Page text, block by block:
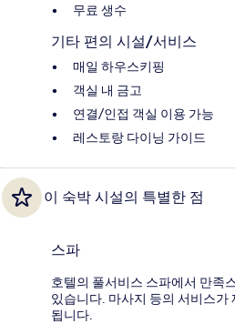
무료 생수
기타 편의 시설/서비스
매일 하우스키핑
객실 내 금고
연결/인접 객실 이용 가능
레스토랑 다이닝 가이드
이 숙박 시설의 특별한 점
스파
호텔의 풀서비스 스파에서 만족
있습니다. 마사지 등의 서비스가
됩니다.